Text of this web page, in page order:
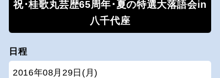
祝･桂歌丸芸歴65周年･夏の特選大落語会in
八千代座
日程
2016年08月29日(月)